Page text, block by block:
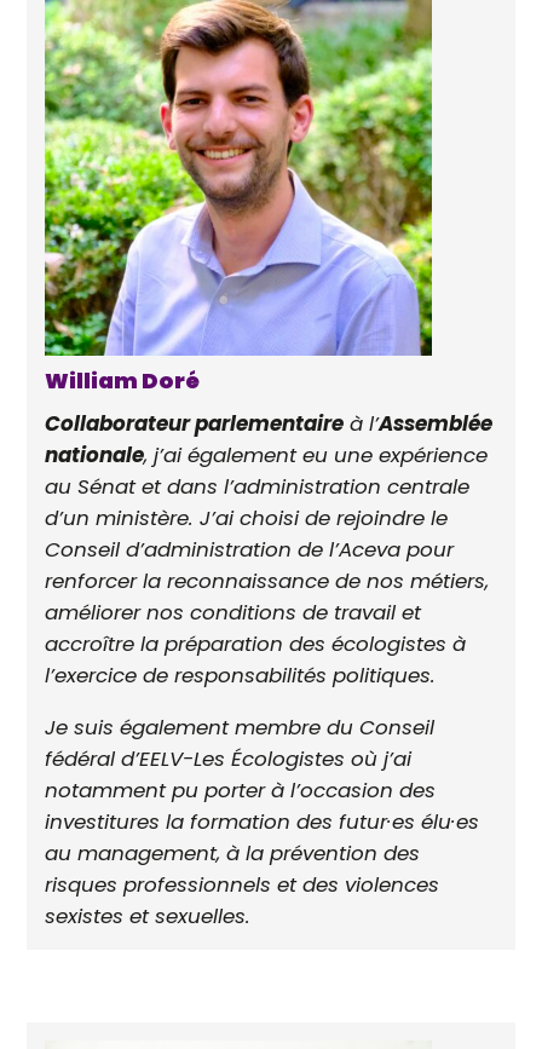
William Doré
Collaborateur parlementaire à l’Assemblée
nationale, j’ai également eu une expérience
au Sénat et dans l’administration centrale
d’un ministère. J’ai choisi de rejoindre le
Conseil d’administration de l’Aceva pour
renforcer la reconnaissance de nos métiers,
améliorer nos conditions de travail et
accroître la préparation des écologistes à
l’exercice de responsabilités politiques.
Je suis également membre du Conseil
fédéral d’EELV-Les Écologistes où j’ai
notamment pu porter à l’occasion des
investitures la formation des futur·es élu·es
au management, à la prévention des
risques professionnels et des violences
sexistes et sexuelles.